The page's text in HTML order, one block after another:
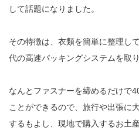
して話題になりました。
その特徴は、衣類を簡単に整理し
代の高速パッキングシステムを取
なんとファスナーを締めるだけで
ことができるので、旅行や出張に
するもよし、現地で購入するお土